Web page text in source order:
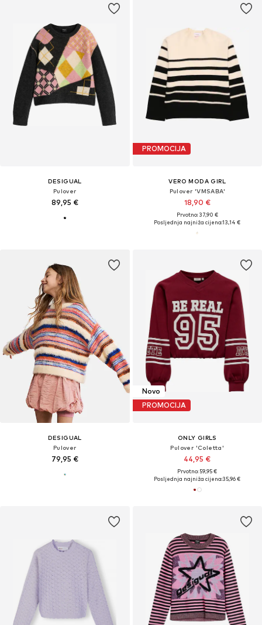
DESIGUAL
Pulover
89,95 €
PROMOCIJA
VERO MODA GIRL
Pulover 'VMSABA'
18,90 €
Prvotno: 37,90 €
Posljednja najniža cijena:13,14 €
DESIGUAL
Pulover
79,95 €
Novo
PROMOCIJA
ONLY GIRLS
Pulover 'Coletta'
44,95 €
Prvotno: 59,95 €
Posljednja najniža cijena:35,96 €